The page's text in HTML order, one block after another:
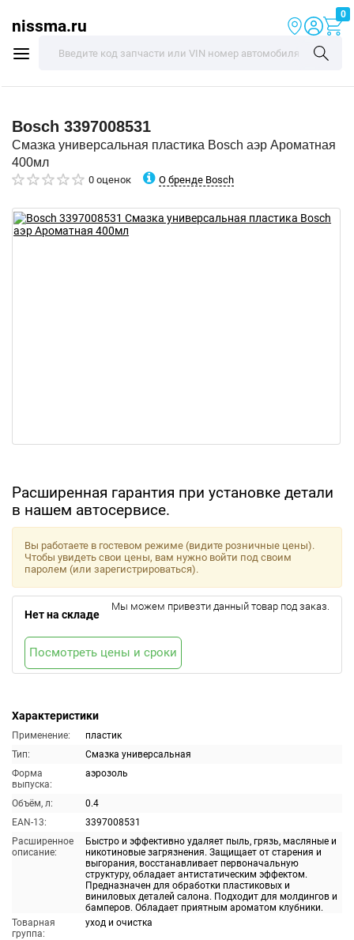
nissma.ru
0
Bosch 3397008531
Смазка универсальная пластика Bosch аэр Ароматная
400мл
0 оценок О бренде Bosch
Расширенная гарантия при установке детали
в нашем автосервисе.
Характеристики
Применение:
пластик
Тип:
Смазка универсальная
Форма
выпуска:
аэрозоль
Объём, л:
0.4
EAN-13:
3397008531
Расширенное
описание:
Быстро и эффективно удаляет пыль, грязь, масляные и
никотиновые загрязнения. Защищает от старения и
выгорания, восстанавливает первоначальную
структуру, обладает антистатическим эффектом.
Предназначен для обработки пластиковых и
виниловых деталей салона. Подходит для молдингов и
бамперов. Обладает приятным ароматом клубники.
Товарная
группа:
уход и очистка
Вы работаете в гостевом режиме (видите розничные цены).
Чтобы увидеть свои цены, вам нужно войти под своим
паролем (или зарегистрироваться).
Нет на складе
Мы можем привезти данный товар под заказ.
Посмотреть цены и сроки